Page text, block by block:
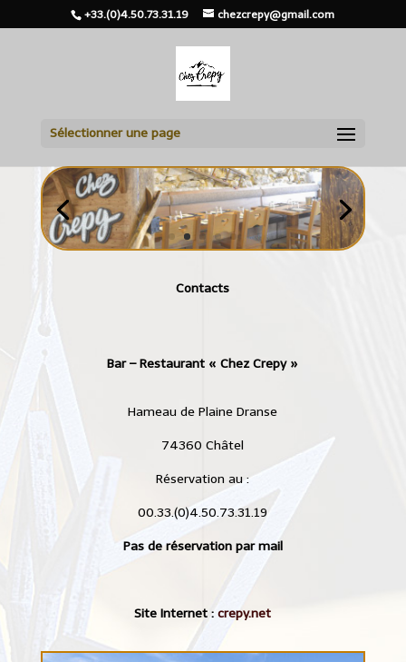
+33.(0)4.50.73.31.19 chezcrepy@gmail.com
Sélectionner une page
Contacts
Bar – Restaurant « Chez Crepy »
Hameau de Plaine Dranse
74360 Châtel
Réservation au :
00.33.(0)4.50.73.31.19
Pas de réservation par mail
Site Internet :crepy.net